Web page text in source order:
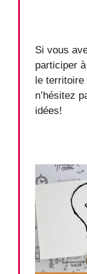
Si vous
participer
le territoire
n’hésitez
idées!